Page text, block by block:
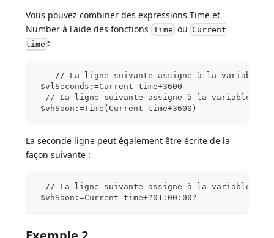
Vous pouvez combiner des expressions Time et
Number à l'aide des fonctions Time ou Current
time :
// La ligne suivante assigne à la variable
$vlSeconds:=Current time+3600
// La ligne suivante assigne à la variable
$vhSoon:=Time(Current time+3600)
La seconde ligne peut également être écrite de la
façon suivante :
// La ligne suivante assigne à la variable
$vhSoon:=Current time+?01:00:00?